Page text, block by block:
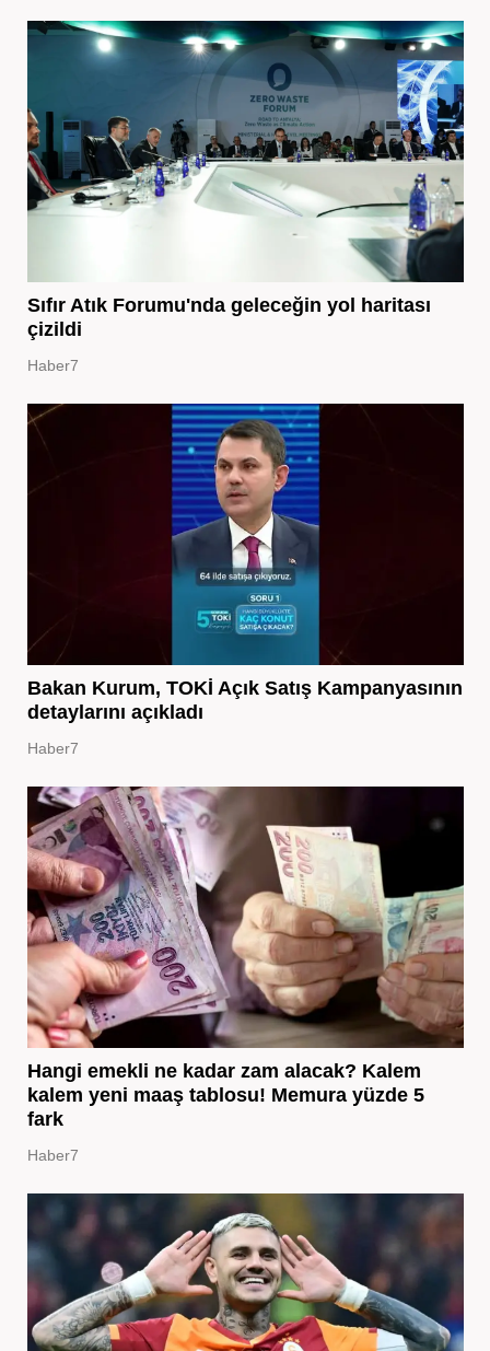
Sıfır Atık Forumu'nda geleceğin yol haritası
çizildi
Haber7
Bakan Kurum, TOKİ Açık Satış Kampanyasının
detaylarını açıkladı
Haber7
Hangi emekli ne kadar zam alacak? Kalem
kalem yeni maaş tablosu! Memura yüzde 5
fark
Haber7